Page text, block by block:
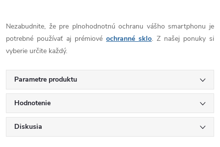
Nezabudnite, že pre plnohodnotnú ochranu vášho smartphonu je
potrebné používať aj prémiové ochranné sklo. Z našej ponuky si
vyberie určite každý.
Parametre produktu
Hodnotenie
Diskusia